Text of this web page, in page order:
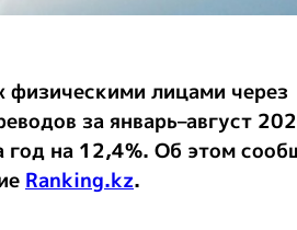
лицами через
за январь–август
год на 12,4%. Об этом
Ranking.kz.